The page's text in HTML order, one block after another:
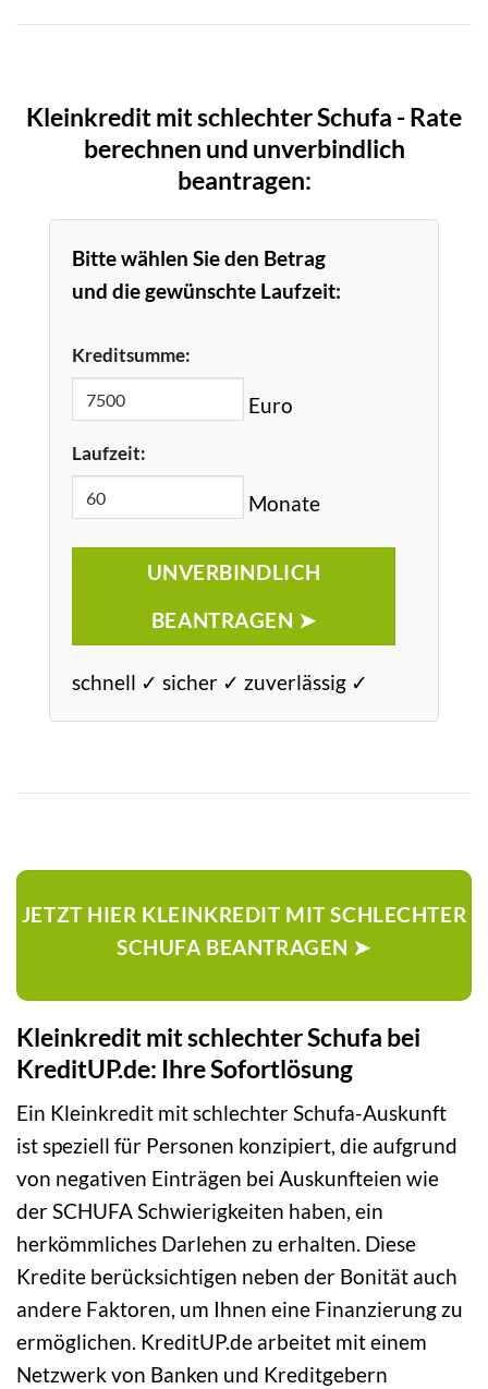
Kleinkredit mit schlechter Schufa - Rate
berechnen und unverbindlich
beantragen:
Bitte wählen Sie den Betrag
und die gewünschte Laufzeit:
Kreditsumme:
Euro
Laufzeit:
Monate
UNVERBINDLICH
BEANTRAGEN ➤
schnell ✓ sicher ✓ zuverlässig ✓
JETZT HIER KLEINKREDIT MIT SCHLECHTER
SCHUFA BEANTRAGEN ➤
Kleinkredit mit schlechter Schufa bei
KreditUP.de: Ihre Sofortlösung
Ein Kleinkredit mit schlechter Schufa-Auskunft
ist speziell für Personen konzipiert, die aufgrund
von negativen Einträgen bei Auskunfteien wie
der SCHUFA Schwierigkeiten haben, ein
herkömmliches Darlehen zu erhalten. Diese
Kredite berücksichtigen neben der Bonität auch
andere Faktoren, um Ihnen eine Finanzierung zu
ermöglichen. KreditUP.de arbeitet mit einem
Netzwerk von Banken und Kreditgebern